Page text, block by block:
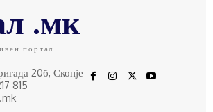
.мк
портал
20б, Скопје
815